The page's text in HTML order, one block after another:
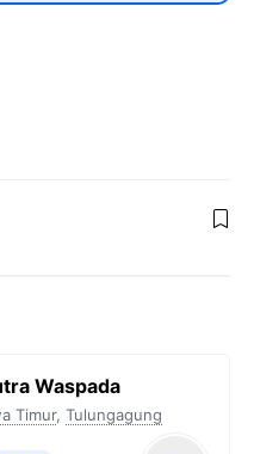
Waspada
Timur, Tulungagung